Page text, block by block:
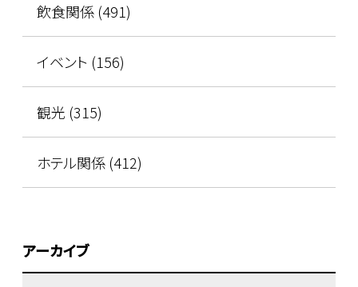
飲食関係 (491)
イベント (156)
観光 (315)
ホテル関係 (412)
アーカイブ